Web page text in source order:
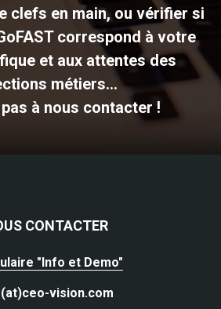
clefs en main, ou vérifier si
correspond à votre
et aux attentes des
métiers...
à nous contacter !
CONTACTER
"Info et Demo"
vision.com